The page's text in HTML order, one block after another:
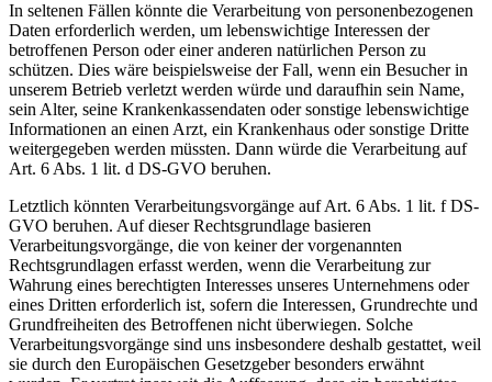
In seltenen Fällen könnte die Verarbeitung von personenbezogenen
Daten erforderlich werden, um lebenswichtige Interessen der
betroffenen Person oder einer anderen natürlichen Person zu
schützen. Dies wäre beispielsweise der Fall, wenn ein Besucher in
unserem Betrieb verletzt werden würde und daraufhin sein Name,
sein Alter, seine Krankenkassendaten oder sonstige lebenswichtige
Informationen an einen Arzt, ein Krankenhaus oder sonstige Dritte
weitergegeben werden müssten. Dann würde die Verarbeitung auf
Art. 6 Abs. 1 lit. d DS-GVO beruhen.
Letztlich könnten Verarbeitungsvorgänge auf Art. 6 Abs. 1 lit. f DS-
GVO beruhen. Auf dieser Rechtsgrundlage basieren
Verarbeitungsvorgänge, die von keiner der vorgenannten
Rechtsgrundlagen erfasst werden, wenn die Verarbeitung zur
Wahrung eines berechtigten Interesses unseres Unternehmens oder
eines Dritten erforderlich ist, sofern die Interessen, Grundrechte und
Grundfreiheiten des Betroffenen nicht überwiegen. Solche
Verarbeitungsvorgänge sind uns insbesondere deshalb gestattet, weil
sie durch den Europäischen Gesetzgeber besonders erwähnt